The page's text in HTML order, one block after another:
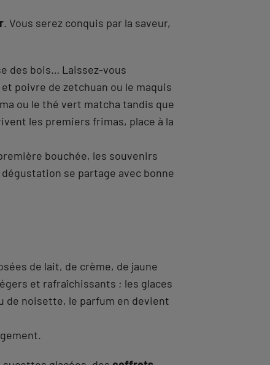
. Vous serez conquis par la saveur,
des bois… Laissez-vous
poivre de zetchuan ou le maquis
ou le thé vert matcha tandis que
les premiers frimas, place à la
bouchée, les souvenirs
se partage avec bonne
de lait, de crème, de jaune
et rafraîchissants ; les glaces
de noisette, le parfum en devient